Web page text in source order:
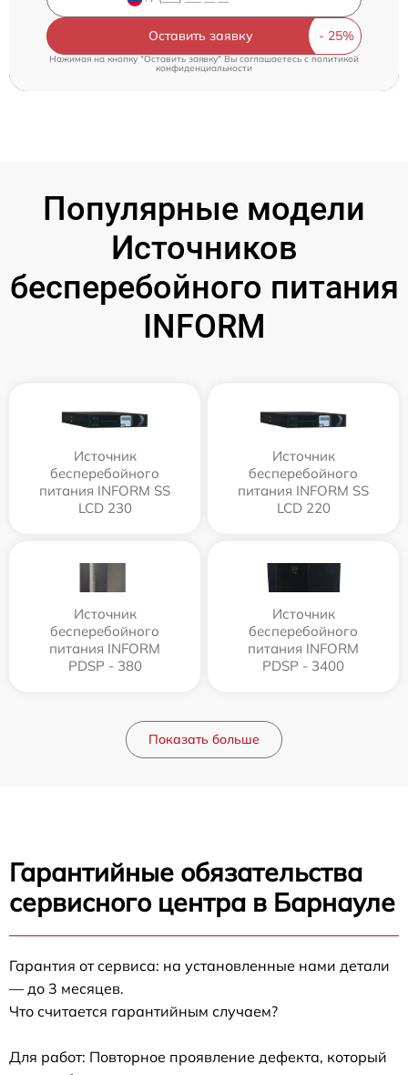
Оставить заявку
Нажимая на кнопку "Оставить заявку" Вы соглашаетесь cполитикой
конфиденциальности
Популярные модели
Источников
бесперебойного питания
INFORM
Источник
бесперебойного
питания INFORM SS
LCD 230
Источник
бесперебойного
питания INFORM SS
LCD 220
Источник
бесперебойного
питания INFORM
PDSP - 380
Источник
бесперебойного
питания INFORM
PDSP - 3400
Показать больше
Гарантийные обязательства
сервисного центра в Барнауле
Гарантия от сервиса: на установленные нами детали
— до 3 месяцев.
Что считается гарантийным случаем?
Для работ: Повторное проявление дефекта, который